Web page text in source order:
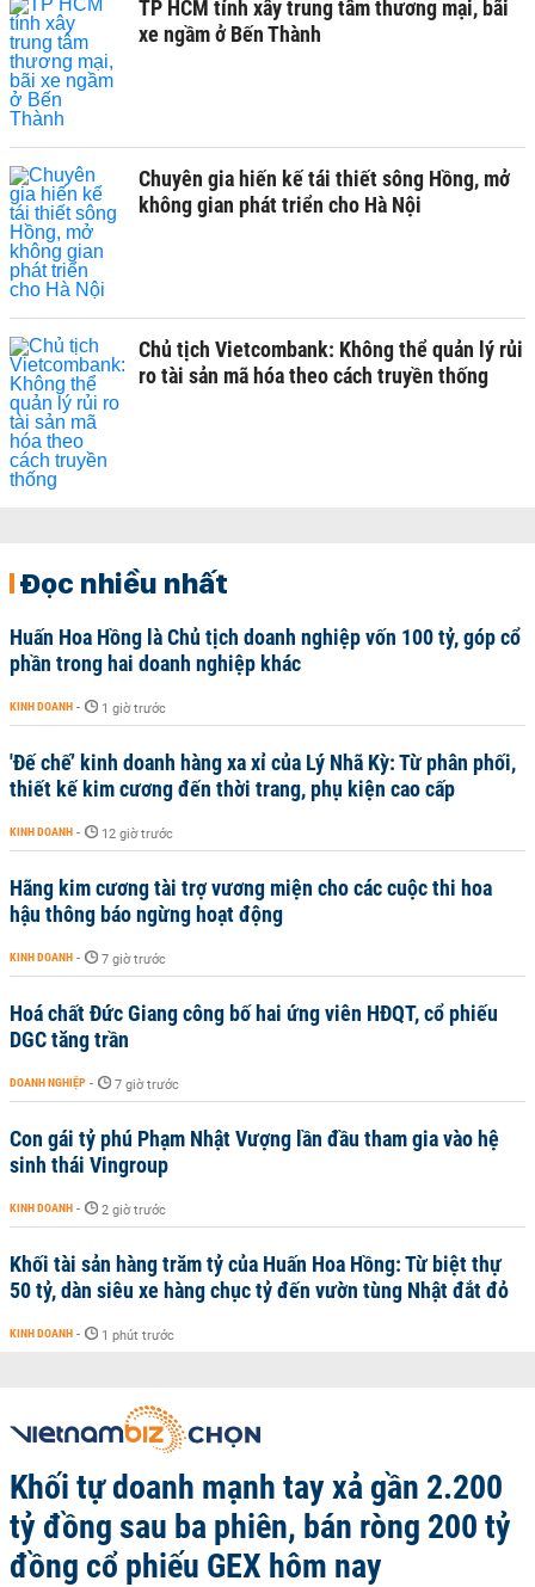
TP HCM tính xây trung tâm thương mại, bãi
xe ngầm ở Bến Thành
Chuyên gia hiến kế tái thiết sông Hồng, mở
không gian phát triển cho Hà Nội
Chủ tịch Vietcombank: Không thể quản lý rủi
ro tài sản mã hóa theo cách truyền thống
Đọc nhiều nhất
Huấn Hoa Hồng là Chủ tịch doanh nghiệp vốn 100 tỷ, góp cổ
phần trong hai doanh nghiệp khác
KINH DOANH - 1 giờ trước
'Đế chế’ kinh doanh hàng xa xỉ của Lý Nhã Kỳ: Từ phân phối,
thiết kế kim cương đến thời trang, phụ kiện cao cấp
KINH DOANH - 12 giờ trước
Hãng kim cương tài trợ vương miện cho các cuộc thi hoa
hậu thông báo ngừng hoạt động
KINH DOANH - 7 giờ trước
Hoá chất Đức Giang công bố hai ứng viên HĐQT, cổ phiếu
DGC tăng trần
DOANH NGHIỆP - 7 giờ trước
Con gái tỷ phú Phạm Nhật Vượng lần đầu tham gia vào hệ
sinh thái Vingroup
KINH DOANH - 2 giờ trước
Khối tài sản hàng trăm tỷ của Huấn Hoa Hồng: Từ biệt thự
50 tỷ, dàn siêu xe hàng chục tỷ đến vườn tùng Nhật đắt đỏ
KINH DOANH - 1 phút trước
Khối tự doanh mạnh tay xả gần 2.200
tỷ đồng sau ba phiên, bán ròng 200 tỷ
đồng cổ phiếu GEX hôm nay